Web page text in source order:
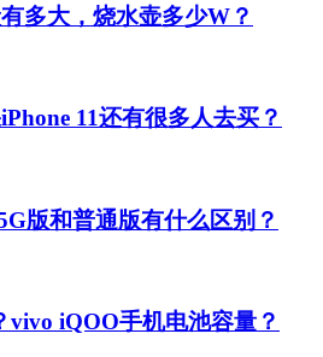
多大，烧水壶多少W？
11还有很多人去买？
版和普通版有什么区别？
vivo iQOO手机电池容量？